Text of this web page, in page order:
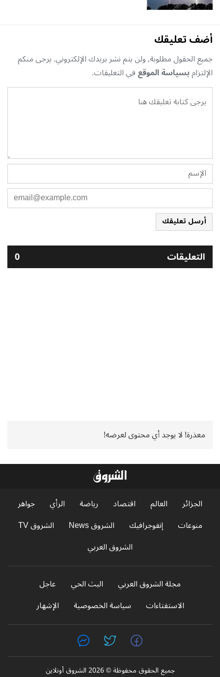
أضف تعليقك
جميع الحقول مطلوبة, ولن يتم نشر بريدك الإلكتروني. يرجى منكم
الإلتزامبسياسة الموقعفي التعليقات.
أرسل تعليقك
التعليقات 0
معذرة! لا يوجد أي محتوى لعرضه!
الجزائر العالم اقتصاد رياضة الرأي
جواهر
منوعات
إنفوجرافيك الشروق News
الشروق TV
الشروق العربي
مجلة الشروق العربي البث الحي
عاجل
الاستفتاءات
سياسة الخصوصية الإشهار
جميع الحقوق محفوظة © 2026 الشروق أونلاين